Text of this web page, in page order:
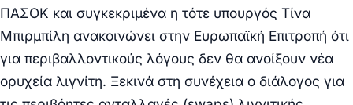
ΠΑΣΟΚ και συγκεκριμένα η τότε υπουργός Τίνα
Μπιρμπίλη ανακοινώνει στην Ευρωπαϊκή Επιτροπή ότι
για περιβαλλοντικούς λόγους δεν θα ανοίξουν νέα
ορυχεία λιγνίτη. Ξεκινά στη συνέχεια ο διάλογος για